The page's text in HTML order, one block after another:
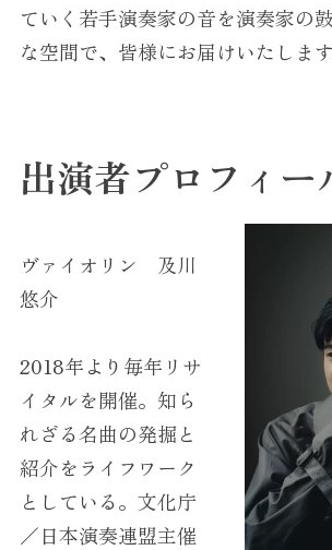
ていく若手演奏家の音を演奏家の
な空間で、皆様にお届けいたします
出演者プロフィー
ヴァイオリン 及川
悠介
2018年より毎年リサ
イタルを開催。知ら
れざる名曲の発掘と
紹介をライフワーク
としている。文化庁
／日本演奏連盟主催